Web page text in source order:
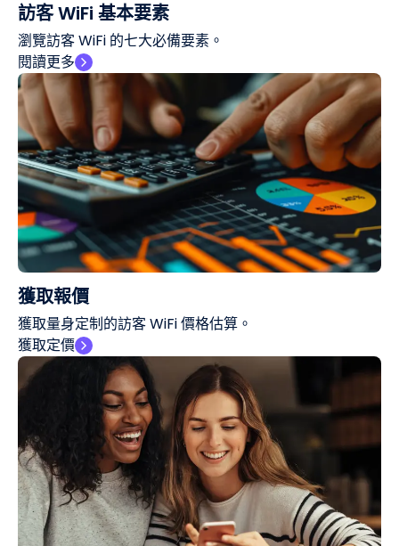
訪客 WiFi 基本要素
瀏覽訪客 WiFi 的七大必備要素。
閱讀更多
獲取報價
獲取量身定制的訪客 WiFi 價格估算。
獲取定價